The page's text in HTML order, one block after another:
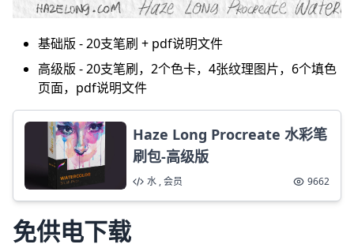
基础版 - 20支笔刷 + pdf说明文件
高级版 - 20支笔刷，2个色卡，4张纹理图片，6个填色
页面，pdf说明文件
Haze Long Procreate 水彩笔
刷包-高级版
水 , 会员 9662
免供电下载